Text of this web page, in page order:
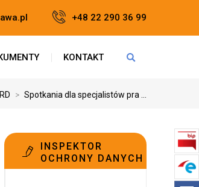
+48 22 290 36 99
KONTAKT
> Spotkania dla specjalistów pra ...
INSPEKTOR
OCHRONY DANYCH